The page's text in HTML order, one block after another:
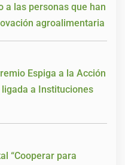
a las personas que han
agroalimentaria
Espiga a la Acción
a Instituciones
“Cooperar para